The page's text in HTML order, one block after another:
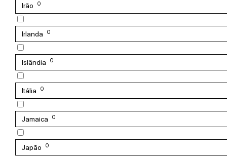
Irão 0
Irlanda 0
Islândia 0
Itália 0
Jamaica 0
Japão 0